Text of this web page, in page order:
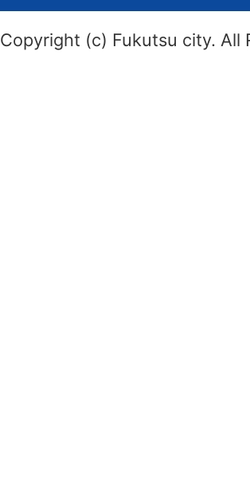
Copyright (c) Fukutsu city. All